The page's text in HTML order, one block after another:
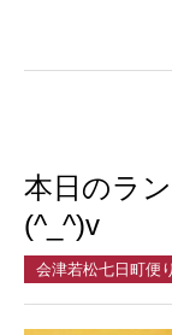
本日のラ
(^_^)v
会津若松七日町便り